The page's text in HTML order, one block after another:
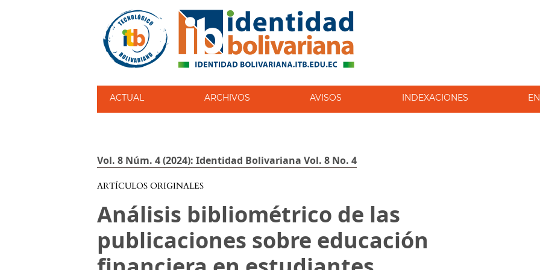
ACTUAL ARCHIVOS AVISOS INDEXACIONES
Vol. 8 Núm. 4 (2024): Identidad Bolivariana Vol. 8 No. 4
ARTÍCULOS ORIGINALES
Análisis bibliométrico de las
publicaciones sobre educación